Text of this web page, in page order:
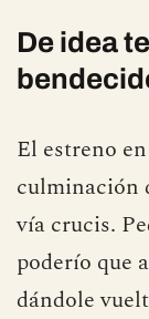
De idea
El estreno
culminación
vía crucis.
poderío que
dándole